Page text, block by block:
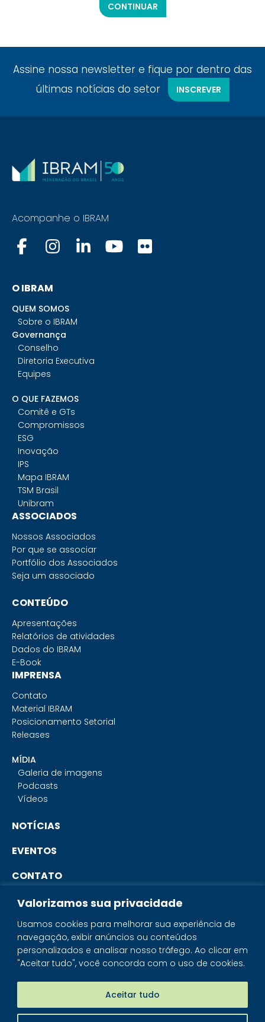
Valorizamos sua privacidade
Usamos cookies para melhorar sua experiência de
navegação, exibir anúncios ou conteúdos
personalizados e analisar nosso tráfego. Ao clicar em
"Aceitar tudo", você concorda com o uso de cookies.
Aceitar tudo
CONTINUAR
Assine nossa newsletter e fique por dentro das
últimas notícias do setor
INSCREVER
Acompanhe o IBRAM
O IBRAM
QUEM SOMOS
Sobre o IBRAM
Governança
Conselho
Diretoria Executiva
Equipes
O QUE FAZEMOS
Comitê e GTs
Compromissos
ESG
Inovação
IPS
Mapa IBRAM
TSM Brasil
Unibram
ASSOCIADOS
Nossos Associados
Por que se associar
Portfólio dos Associados
Seja um associado
CONTEÚDO
Apresentações
Relatórios de atividades
Dados do IBRAM
E-Book
IMPRENSA
Contato
Material IBRAM
Posicionamento Setorial
Releases
MÍDIA
Galeria de imagens
Podcasts
Vídeos
NOTÍCIAS
EVENTOS
CONTATO
PORTAL DO ASSOCIADO
SISTEMA IBRAM
PORTAL DOS MINERAIS
LOJA MINERAIS DO BRASIL